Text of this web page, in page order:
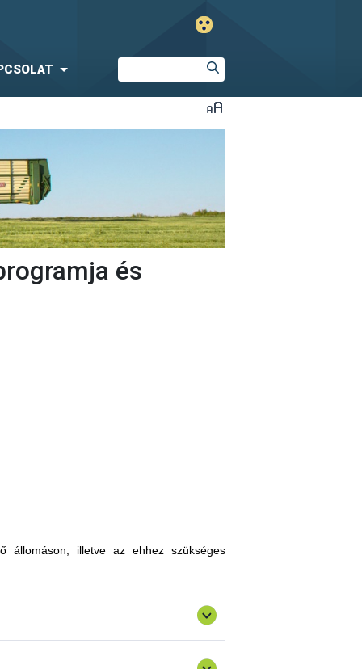
és
állomáson, illetve az ehhez szükséges
limitálhatóak a mezőgazdasági
kártevőkkel szembeni ellenálló
a hagyományostól eltérő jellegű tudás
gazdagodhatnak, a fajtahasználaton
innovatív ismereteket, növénykultúrákat
csökkenthetik a szennyezőanyag
alkalmas fajták vizsgálata